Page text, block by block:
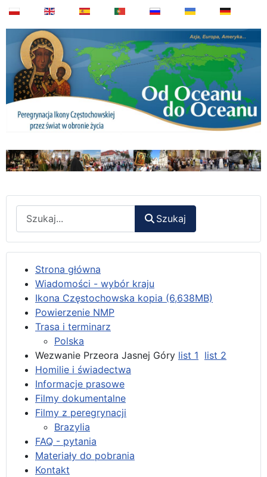
Szukaj
Strona główna
Wiadomości - wybór kraju
Ikona Częstochowska kopia (6,638MB)
Powierzenie NMP
Trasa i terminarz
Polska
Wezwanie Przeora Jasnej Góry list 1 list 2
Homilie i świadectwa
Informacje prasowe
Filmy dokumentalne
Filmy z peregrynacji
Brazylia
FAQ - pytania
Materiały do pobrania
Kontakt